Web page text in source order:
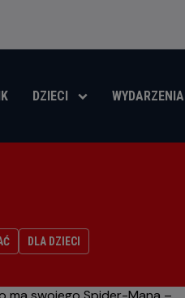
DZIECI WYDARZENIA
DLA DZIECI